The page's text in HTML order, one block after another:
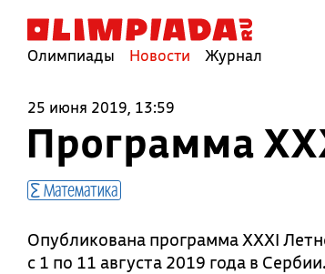
Олимпиады Новости Журнал
25 июня 2019, 13:59
Программа
Математика
Опубликована программа XXXI
с 1 по 11 августа 2019 года в Сербии.